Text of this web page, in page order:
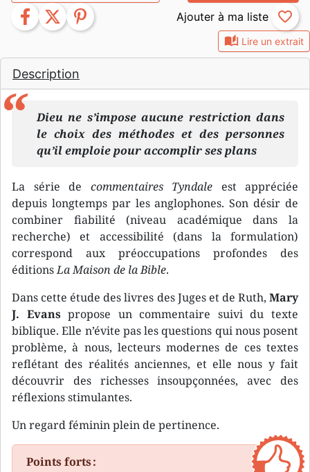
auto_stories Lire un extrait
Description
Dieu ne s’impose aucune restriction dans
le choix des méthodes et des personnes
qu’il emploie pour accomplir ses plans
La série de commentaires Tyndale est appréciée
depuis longtemps par les anglophones. Son désir de
combiner fiabilité (niveau académique dans la
recherche) et accessibilité (dans la formulation)
correspond aux préoccupations profondes des
éditionsLa Maison de la Bible.
Dans cette étude des livres des Juges et de Ruth, Mary
J. Evanspropose un commentaire suivi du texte
biblique. Elle n’évite pas les questions qui nous posent
problème, à nous, lecteurs modernes de ces textes
reflétant des réalités anciennes, et elle nous y fait
découvrir des richesses insoupçonnées, avec des
réflexions stimulantes.
Un regard féminin plein de pertinence.
Points forts :
facebook twitter pinterest favorite_border